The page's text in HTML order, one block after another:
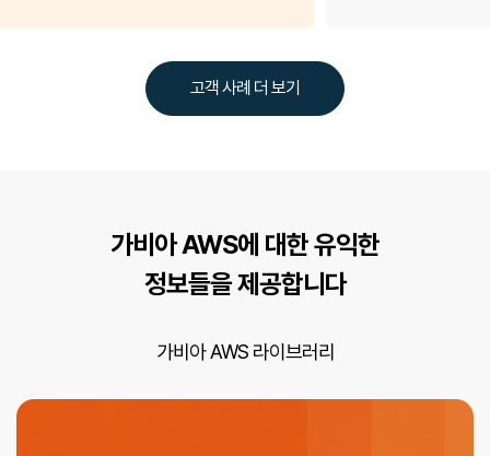
고객 사례 더 보기
가비아 AWS에 대한 유익한
정보들을 제공합니다
가비아 AWS 라이브러리